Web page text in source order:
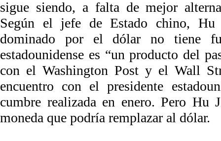
sigue siendo, a falta de mejor
Según el jefe de Estado chino, Hu
dominado por el dólar no tiene
estadounidense es “un producto del
con el Washington Post y el Wall
encuentro con el presidente
cumbre realizada en enero. Pero Hu
moneda que podría remplazar al dólar.